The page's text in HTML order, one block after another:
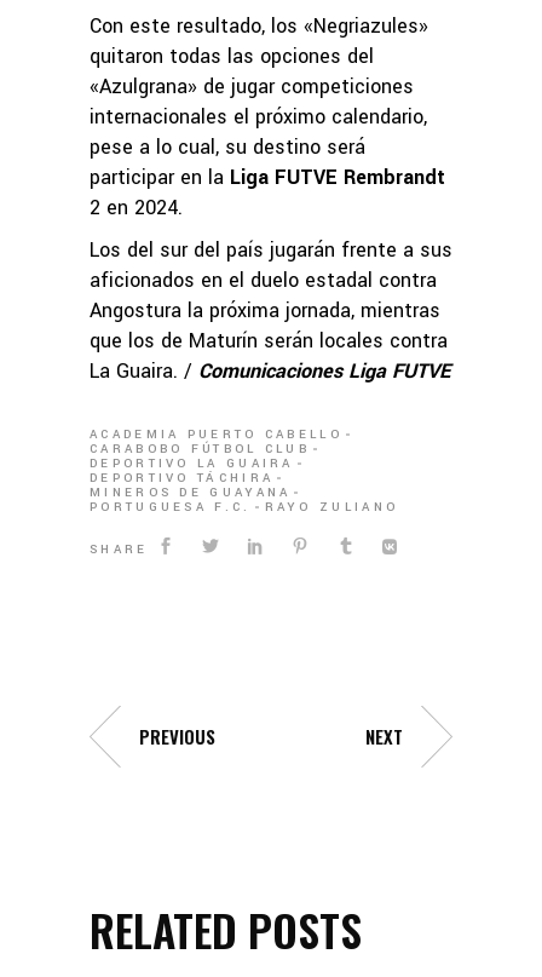
Con este resultado, los «Negriazules»
quitaron todas las opciones del
«Azulgrana» de jugar competiciones
internacionales el próximo calendario,
pese a lo cual, su destino será
participar en la Liga FUTVE Rembrandt
2 en 2024.
Los del sur del país jugarán frente a sus
aficionados en el duelo estadal contra
Angostura la próxima jornada, mientras
que los de Maturín serán locales contra
La Guaira. / Comunicaciones Liga FUTVE
ACADEMIA PUERTO CABELLO
CARABOBO FÚTBOL CLUB
DEPORTIVO LA GUAIRA
DEPORTIVO TÁCHIRA
MINEROS DE GUAYANA
PORTUGUESA F.C.
RAYO ZULIANO
SHARE
PREVIOUS NEXT
RELATED POSTS